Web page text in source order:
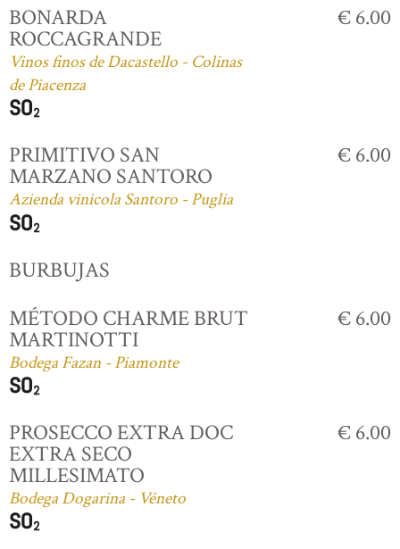
BONARDA
ROCCAGRANDE
Vinos finos de Dacastello - Colinas
de Piacenza
€ 6.00
PRIMITIVO SAN
MARZANO SANTORO
Azienda vinicola Santoro - Puglia
€ 6.00
BURBUJAS
MÉTODO CHARME BRUT
MARTINOTTI
Bodega Fazan - Piamonte
€ 6.00
PROSECCO EXTRA DOC
EXTRA SECO
MILLESIMATO
Bodega Dogarina - Véneto
€ 6.00